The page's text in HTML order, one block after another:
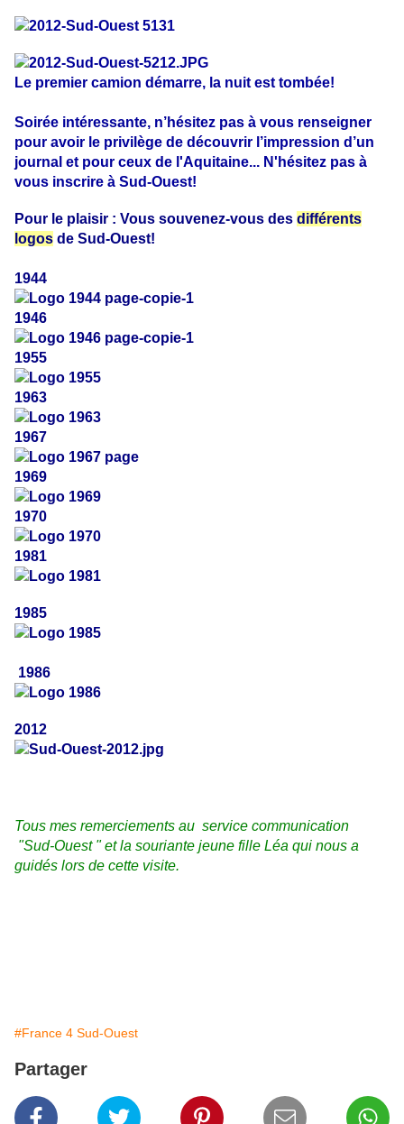
Le premier camion démarre, la nuit est tombée!
Soirée intéressante, n’hésitez pas à vous renseigner
pour avoir le privilège de découvrir l’impression d’un
journal et pour ceux de l'Aquitaine... N'hésitez pas à
vous inscrire à Sud-Ouest!
Pour le plaisir : Vous souvenez-vous des différents
logos de Sud-Ouest!
1944
1946
1955
1963
1967
1969
1970
1981
1985
1986
2012
Tous mes remerciements au service communication
"Sud-Ouest " et la souriante jeune fille Léa qui nous a
guidés lors de cette visite.
#France 4 Sud-Ouest
Partager